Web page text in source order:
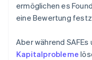
ermöglichen es
eine Bewertung
Aber während SAFEs
Kapitalprobleme